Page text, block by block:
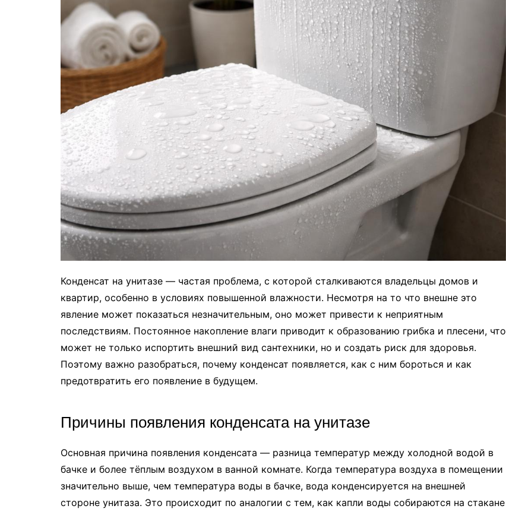
Конденсат на унитазе — частая проблема, с которой сталкиваются владельцы домов и
квартир, особенно в условиях повышенной влажности. Несмотря на то что внешне это
явление может показаться незначительным, оно может привести к неприятным
последствиям. Постоянное накопление влаги приводит к образованию грибка и плесени, что
может не только испортить внешний вид сантехники, но и создать риск для здоровья.
Поэтому важно разобраться, почему конденсат появляется, как с ним бороться и как
предотвратить его появление в будущем.
Причины появления конденсата на унитазе
Основная причина появления конденсата — разница температур между холодной водой в
бачке и более тёплым воздухом в ванной комнате. Когда температура воздуха в помещении
значительно выше, чем температура воды в бачке, вода конденсируется на внешней
стороне унитаза. Это происходит по аналогии с тем, как капли воды собираются на стакане